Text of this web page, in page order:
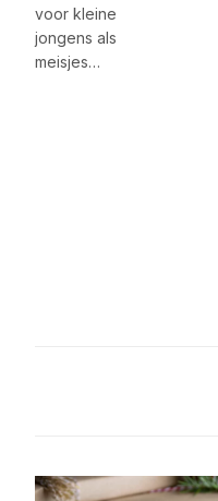
voor kleine
jongens als
meisjes…